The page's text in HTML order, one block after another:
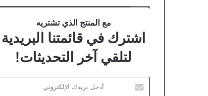
مع المنتج الذي تشتريه
اشترك في قائمتنا البريدية
لتلقي آخر التحديثات!
بريدك